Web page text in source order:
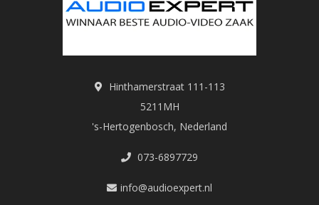
Hinthamerstraat 111-113
5211MH
's-Hertogenbosch, Nederland
073-6897729
info@audioexpert.nl